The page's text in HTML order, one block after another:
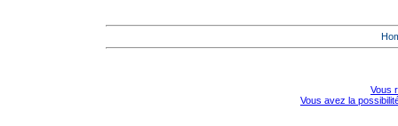
Vous
Vous avez la